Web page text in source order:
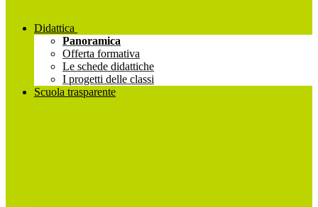
Didattica
Panoramica
Offerta formativa
Le schede didattiche
I progetti delle classi
Scuola trasparente